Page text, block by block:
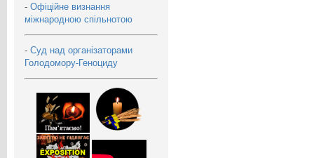
- Офіційне визнання
міжнародною спільнотою
- Суд над організаторами
Голодомору-Геноциду